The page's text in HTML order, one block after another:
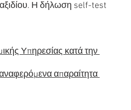
Η δήλωση self-test
Υπηρεσίας κατά την
απαραίτητα